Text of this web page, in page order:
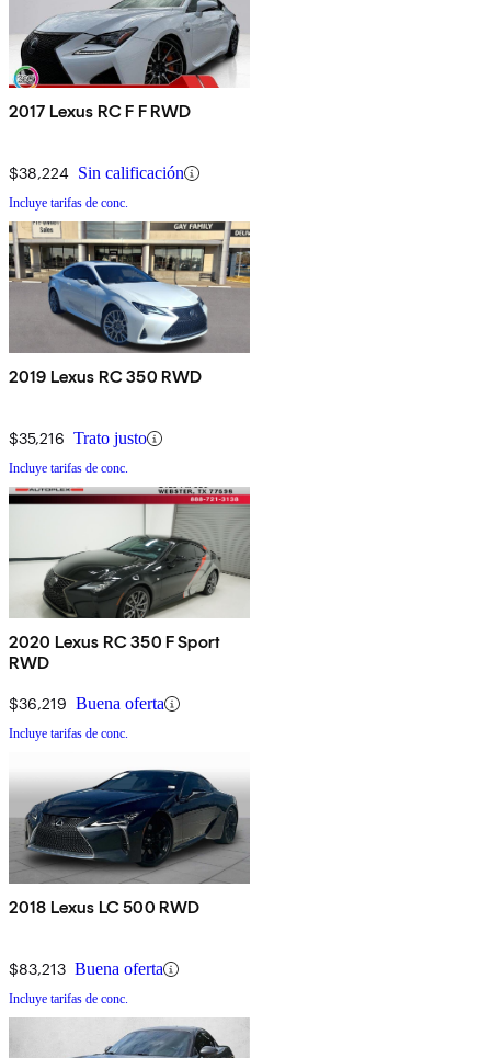
2017 Lexus RC F F RWD
$38,224 Sin calificación
Incluye tarifas de conc.
2019 Lexus RC 350 RWD
$35,216 Trato justo
Incluye tarifas de conc.
2020 Lexus RC 350 F Sport
RWD
$36,219 Buena oferta
Incluye tarifas de conc.
2018 Lexus LC 500 RWD
$83,213 Buena oferta
Incluye tarifas de conc.